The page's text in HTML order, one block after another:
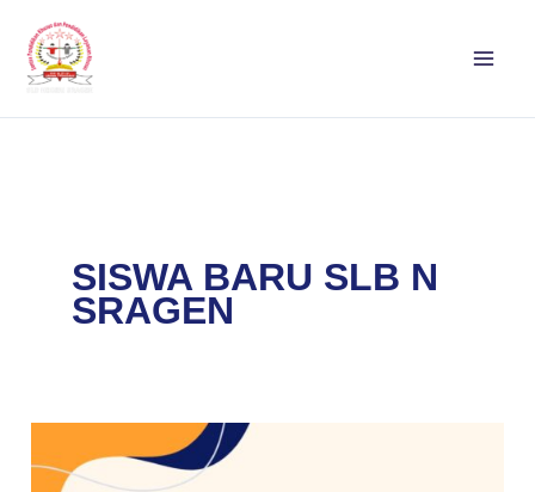
konten
SISWA BARU SLB N
SRAGEN
SLB